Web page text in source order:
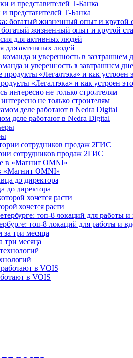
представителей Т-Банка
жизненный опыт и крутой
для активных людей
и уверенность в завтрашнем дне
«Легалтэка» и как устроен
не только строителям
деле работают в Nedra Digital
сотрудников продаж 2ГИС
«Магнит OMNI»
до директора
хочется расти
топ-8 локаций для работы и
три месяца
в VOIS